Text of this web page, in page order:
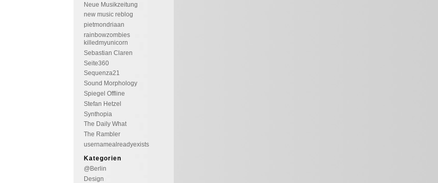
Neue Musikzeitung
new music reblog
pietmondriaan
rainbowzombies
killedmyunicorn
Sebastian Claren
Seite360
Sequenza21
Sound Morphology
Spiegel Offline
Stefan Hetzel
Synthopia
The Daily What
The Rambler
usernamealreadyexists
Kategorien
@Berlin
Design